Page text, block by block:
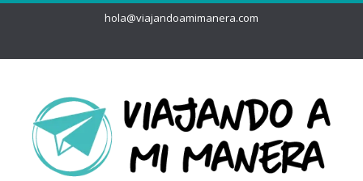
hola@viajandoamimanera.com